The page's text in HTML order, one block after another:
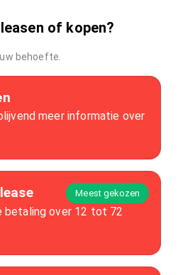
of kopen?
behoefte.
meer informatie over
Meest gekozen
betaling over 12 tot 72